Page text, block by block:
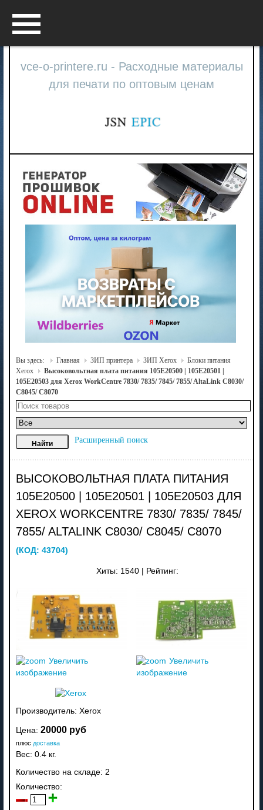
vce-o-printere.ru - Расходные материалы
для печати по оптовым ценам
Вы здесь: Главная ЗИП принтера ЗИП Xerox
Блоки питания
Xerox
Высоковольтная плата питания 105E20500 | 105E20501 |
105E20503 для Xerox WorkCentre 7830/ 7835/ 7845/ 7855/ AltaLink C8030/
C8045/ C8070
Расширенный поиск
ВЫСОКОВОЛЬТНАЯ ПЛАТА ПИТАНИЯ
105E20500 | 105E20501 | 105E20503 ДЛЯ
XEROX WORKCENTRE 7830/ 7835/ 7845/
7855/ ALTALINK C8030/ C8045/ C8070
(КОД: 43704)
Хиты: 1540 Рейтинг:
Увеличить
изображение
Увеличить
изображение
Производитель: Xerox
Цена: 20000 руб
плюс доставка
Вес: 0.4 кг.
Количество на складе: 2
Количество: